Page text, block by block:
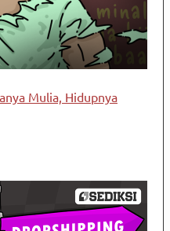
Mulia, Hidupnya